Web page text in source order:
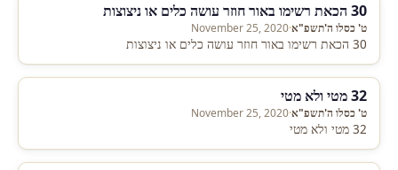
30 הכאת רשימו באור חוזר עושה כלים או ניצוצות
ט' כסלו ה'תשפ"א·
November 25, 2020
30 הכאת רשימו באור חוזר עושה כלים או ניצוצות
32 מטי ולא מטי
ט' כסלו ה'תשפ"א·
November 25, 2020
32 מטי ולא מטי